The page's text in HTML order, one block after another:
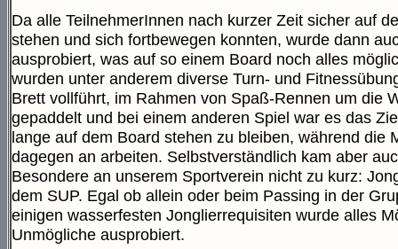
Da alle TeilnehmerInnen nach kurzer Zeit sicher auf
stehen und sich fortbewegen konnten, wurde dann
ausprobiert, was auf so einem Board noch alles
wurden unter anderem diverse Turn- und
Brett vollführt, im Rahmen von Spaß-Rennen um die
gepaddelt und bei einem anderen Spiel war es das
lange auf dem Board stehen zu bleiben, während die
dagegen an arbeiten. Selbstverständlich kam aber
Besondere an unserem Sportverein nicht zu kurz:
dem SUP. Egal ob allein oder beim Passing in der
einigen wasserfesten Jonglierrequisiten wurde alles
Unmögliche ausprobiert.